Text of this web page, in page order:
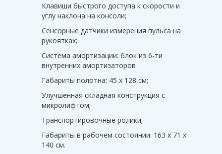
Клавиши быстрого доступа к скорости и
углу наклона на консоли;
Сенсорные датчики измерения пульса на
рукоятках;
Система амортизации: блок из 6-ти
внутренних амортизаторов
Габариты полотна: 45 х 128 см;
Улучшенная складная конструкция с
микролифтом;
Транспортировочные ролики;
Габариты в рабочем состоянии: 163 х 71 х
140 см.